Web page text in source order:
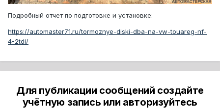
Подробный отчет по подготовке и установке:
https://automaster71.ru/tormoznye-diski-dba-na-vw-touareg-nf-
4-2tdi/
Для публикации сообщений создайте
учётную запись или авторизуйтесь